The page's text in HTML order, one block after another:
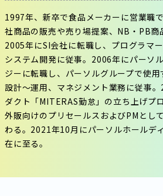
1997年、新卒で食品メーカーに営業職
社商品の販売や売り場提案、NB・PB商
2005年にSI会社に転職し、プログラマ
システム開発に従事。2006年にパーソ
ジーに転職し、パーソルグループで使
設計〜運用、マネジメント業務に従事
ダクト「MITERAS勤怠」の立ち上げプ
外販向けのプリセールスおよびPMとし
わる。2021年10月にパーソルホールデ
在に至る。